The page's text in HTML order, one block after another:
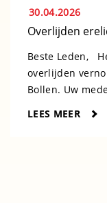
30.04.2026
Overlijden
Beste Leden,
overlijden
Bollen. Uw
LEES MEER